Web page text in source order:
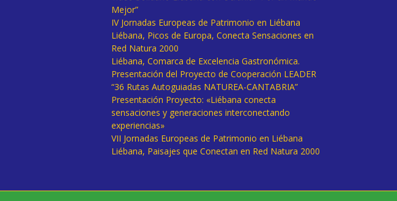
Mejor”
IV Jornadas Europeas de Patrimonio en Liébana
Liébana, Picos de Europa, Conecta Sensaciones en
Red Natura 2000
Liébana, Comarca de Excelencia Gastronómica.
Presentación del Proyecto de Cooperación LEADER
“36 Rutas Autoguiadas NATUREA-CANTABRIA”
Presentación Proyecto: «Liébana conecta
sensaciones y generaciones interconectando
experiencias»
VII Jornadas Europeas de Patrimonio en Liébana
Liébana, Paisajes que Conectan en Red Natura 2000